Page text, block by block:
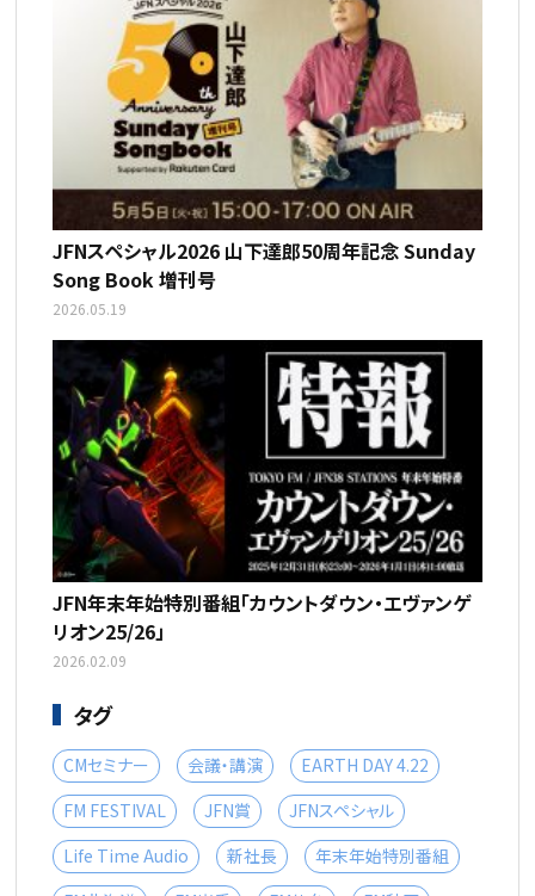
JFNスペシャル2026 山下達郎50周年記念 Sunday
Song Book 増刊号
2026.05.19
JFN年末年始特別番組「カウントダウン・エヴァンゲ
リオン25/26」
2026.02.09
タグ
CMセミナー 会議・講演
EARTH DAY 4.22
FM FESTIVAL
JFN賞
JFNスペシャル
Life Time Audio
新社長
年末年始特別番組